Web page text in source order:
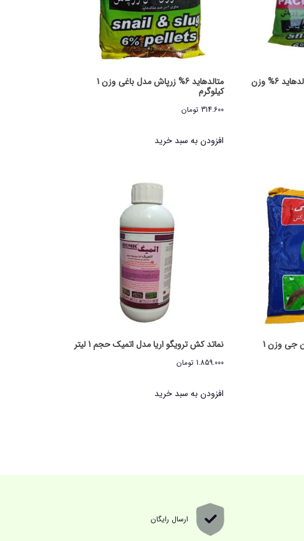
طعمه حلزون زرپاش مدل متالدهاید 6% وزن متالدهاید 6% زرپاش مدل باغی وزن 1
کیلوگرم
314.600 تومان
افزودن به سبد خرید
متالدهاید 6% گیاه مدل متالان جی وزن 1 نماتد کش ترویگو اریا مدل اتمیک حجم 1 لیتر
1.859.000 تومان
افزودن به سبد خرید
ارسال رایگان